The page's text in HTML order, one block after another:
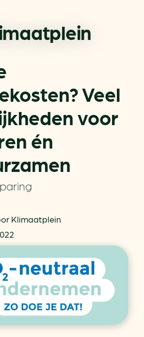
Veel
voor
én
Klimaatplein